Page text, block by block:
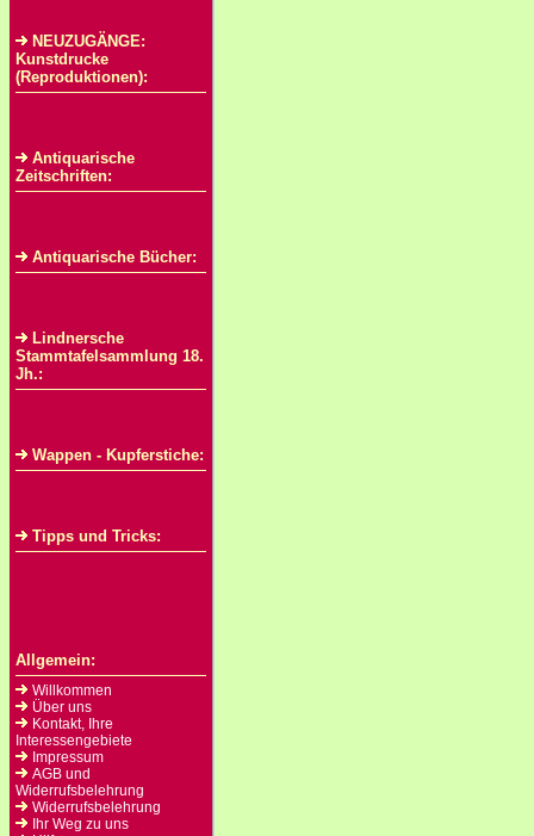
NEUZUGÄNGE:
Kunstdrucke
(Reproduktionen):
Antiquarische
Zeitschriften:
Antiquarische Bücher:
Lindnersche
Stammtafelsammlung 18.
Jh.:
Wappen - Kupferstiche:
Tipps und Tricks:
Allgemein:
Willkommen
Über uns
Kontakt, Ihre
Interessengebiete
Impressum
AGB und
Widerrufsbelehrung
Widerrufsbelehrung
Ihr Weg zu uns